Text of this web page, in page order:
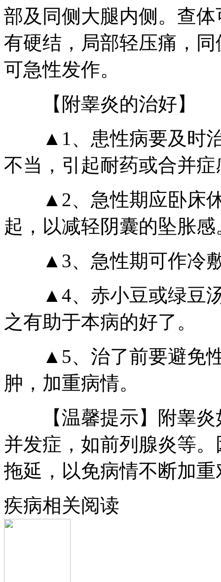
部及同侧大腿内侧。查
有硬结，局部轻压痛，
可急性发作。
【附睾炎的治好】
▲1、患性病要及时治
不当，引起耐药或合并
▲2、急性期应卧床休
起，以减轻阴囊的坠胀感
▲3、急性期可作冷敷
▲4、赤小豆或绿豆汤
之有助于本病的好了。
▲5、治了前要避免性
肿，加重病情。
【温馨提示】附睾炎
并发症，如前列腺炎等
拖延，以免病情不断加
疾病相关阅读